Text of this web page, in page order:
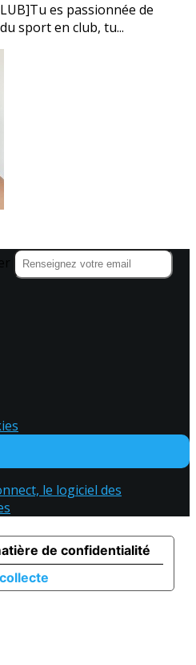
es passionnée de
sport en club, tu...
le logiciel des
de confidentialité